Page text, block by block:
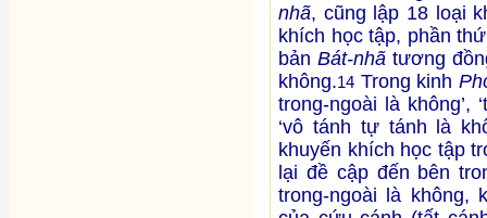
nhã, cũng lập 18 loại
khích học tập, phần
bảnBát-nhã tương
không.14 Trong kinh
trong-ngoài là không’,
‘vô tánh tự tánh là
khuyến khích học tập
lại đề cập đến bên
trong-ngoài là không,